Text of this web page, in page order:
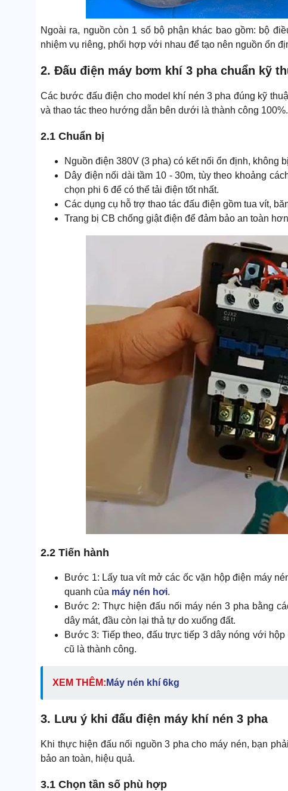
Ngoài ra, nguồn còn 1 số bộ phận khác bao gồm: bộ
nhiệm vụ riêng, phối hợp với nhau để tạo nên nguồn ổn
2. Đấu điện máy bơm khí 3 pha chuẩn kỹ
Các bước đấu điện cho model khí nén 3 pha đúng kỹ
và thao tác theo hướng dẫn bên dưới là thành công 100%.
2.1 Chuẩn bị
Nguồn điện 380V (3 pha) có kết nối ổn định, không
Dây điện nối dài tầm 10 - 30m, tùy theo khoảng
chọn phi 6 để có thể tải điện tốt nhất.
Các dụng cụ hỗ trợ thao tác đấu điện gồm tua vít,
Trang bị CB chống giật điện để đảm bảo an toàn
2.2 Tiến hành
Bước 1: Lấy tua vít mở các ốc vặn hộp điện máy
quanh của máy nén hơi.
Bước 2: Thực hiện đấu nối máy nén 3 pha bằng
dây mát, đầu còn lại thả tự do xuống đất.
Bước 3: Tiếp theo, đấu trực tiếp 3 dây nóng với
cũ là thành công.
XEM THÊM: Máy nén khí 6kg
3. Lưu ý khi đấu điện máy khí nén 3 pha
Khi thực hiện đấu nối nguồn 3 pha cho máy nén, bạn
bảo an toàn, hiệu quả.
3.1 Chọn tần số phù hợp